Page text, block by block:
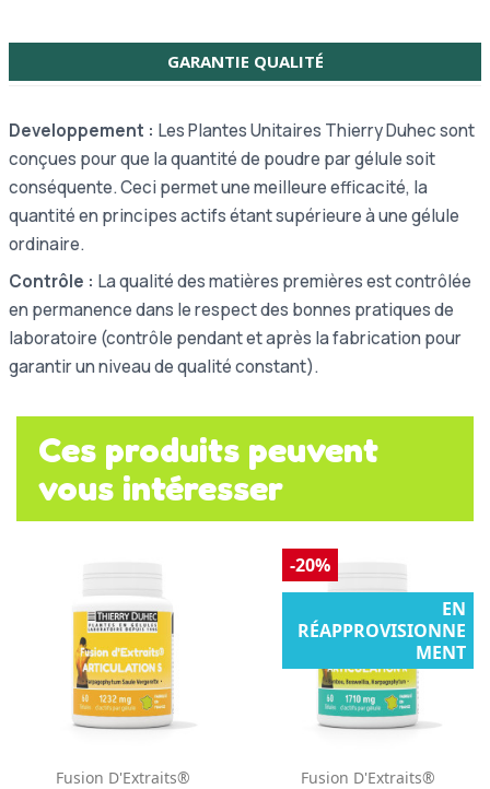
GARANTIE QUALITÉ
Developpement : Les Plantes Unitaires Thierry Duhec sont
conçues pour que la quantité de poudre par gélule soit
conséquente. Ceci permet une meilleure efficacité, la
quantité en principes actifs étant supérieure à une gélule
ordinaire.
Contrôle : La qualité des matières premières est contrôlée
en permanence dans le respect des bonnes pratiques de
laboratoire (contrôle pendant et après la fabrication pour
garantir un niveau de qualité constant).
Ces produits peuvent
vous intéresser
Fusion D'Extraits®
Fusion D'Extraits®
-20%
EN
RÉAPPROVISIONNE
MENT